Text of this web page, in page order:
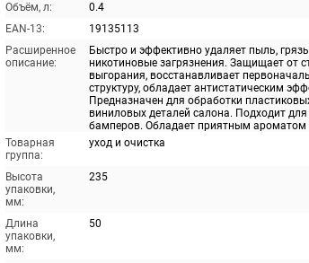
Объём, л:
0.4
EAN-13:
19135113
Расширенное
описание:
Быстро и эффективно удаляет пыль,
никотиновые загрязнения. Защищает от
выгорания, восстанавливает
структуру, обладает антистатическим
Предназначен для обработки
виниловых деталей салона. Подходит
бамперов. Обладает приятным ароматом
Товарная
группа:
уход и очистка
Высота
упаковки,
мм:
235
Длина
упаковки,
мм:
50